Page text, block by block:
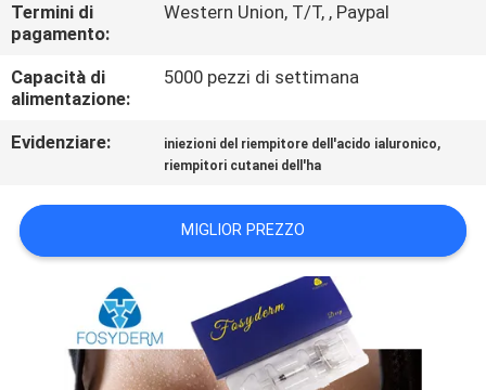
NOTIZIE
CASI
UN
PREVENTIVO
SHOPPING
ONLINE
Termini di
pagamento:
Western Union, T/T, , Paypal
Capacità di
alimentazione:
5000 pezzi di settimana
Evidenziare: iniezioni del riempitore dell'acido ialuronico,
riempitori cutanei dell'ha
MIGLIOR PREZZO